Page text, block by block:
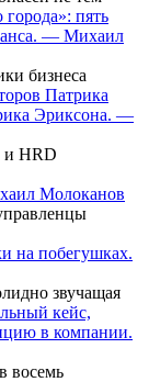
пять
— Михаил
бизнеса
Патрика
Эриксона. —
и HRD
Молоканов
на побегушках.
звучащая
кейс,
в компании.
восемь